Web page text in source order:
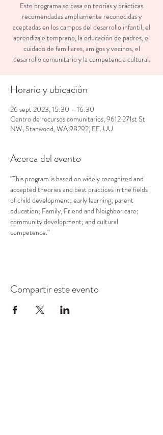
Este programa se basa en teorías y prácticas
recomendadas ampliamente reconocidas y
aceptadas en los campos del desarrollo infantil, el
aprendizaje temprano, la educación de padres, el
cuidado de familiares, amigos y vecinos, el
desarrollo comunitario y la competencia cultural.
Horario y ubicación
26 sept 2023, 15:30 – 16:30
Centro de recursos comunitarios, 9612 271st St
NW, Stanwood, WA 98292, EE. UU.
Acerca del evento
"This program is based on widely recognized and
accepted theories and best practices in the fields
of child development; early learning; parent
education; Family, Friend and Neighbor care;
community development; and cultural
competence."
Compartir este evento